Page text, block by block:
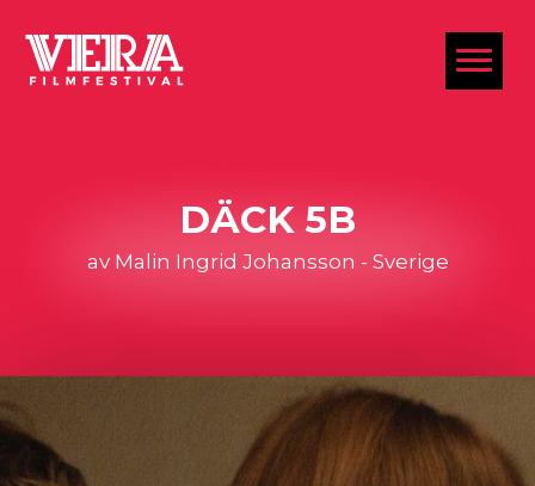
DÄCK 5B
av Malin Ingrid Johansson - Sverige